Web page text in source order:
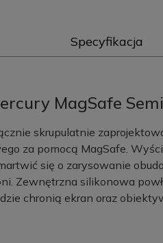
Specyfikacja
MagSafe
skrupulatnie
za pomocą MagSafe.
się o zarysowanie
Zewnętrzna silikonowa
chronią ekran oraz